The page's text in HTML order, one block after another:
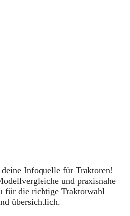
Infoquelle für Traktoren!
und praxisnahe
für die richtige Traktorwahl
übersichtlich.